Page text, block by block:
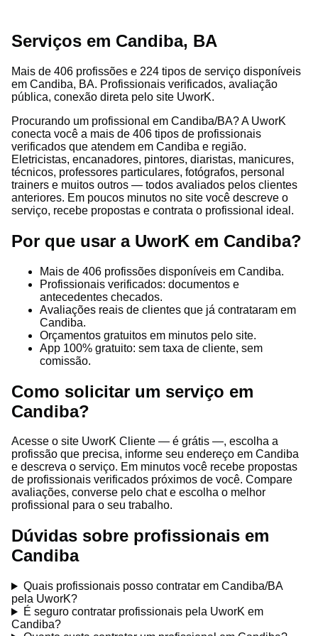
Serviços em Candiba, BA
Mais de 406 profissões e 224 tipos de serviço disponíveis
em Candiba, BA. Profissionais verificados, avaliação
pública, conexão direta pelo site UworK.
Procurando um profissional em Candiba/BA? A UworK
conecta você a mais de 406 tipos de profissionais
verificados que atendem em Candiba e região.
Eletricistas, encanadores, pintores, diaristas, manicures,
técnicos, professores particulares, fotógrafos, personal
trainers e muitos outros — todos avaliados pelos clientes
anteriores. Em poucos minutos no site você descreve o
serviço, recebe propostas e contrata o profissional ideal.
Por que usar a UworK em Candiba?
Mais de 406 profissões disponíveis em Candiba.
Profissionais verificados: documentos e
antecedentes checados.
Avaliações reais de clientes que já contrataram em
Candiba.
Orçamentos gratuitos em minutos pelo site.
App 100% gratuito: sem taxa de cliente, sem
comissão.
Como solicitar um serviço em
Candiba?
Acesse o site UworK Cliente — é grátis —, escolha a
profissão que precisa, informe seu endereço em Candiba
e descreva o serviço. Em minutos você recebe propostas
de profissionais verificados próximos de você. Compare
avaliações, converse pelo chat e escolha o melhor
profissional para o seu trabalho.
Dúvidas sobre profissionais em
Candiba
Quais profissionais posso contratar em Candiba/BA
pela UworK?
É seguro contratar profissionais pela UworK em
Candiba?